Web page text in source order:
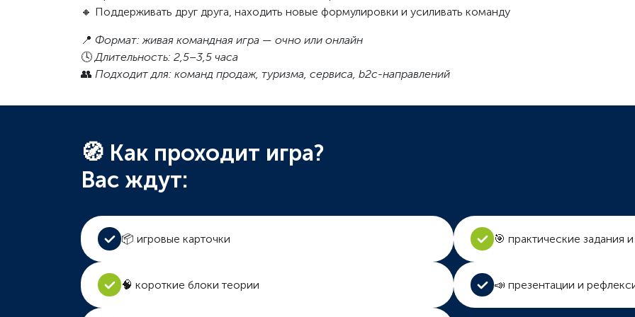
🔸 Поддерживать друг друга, находить новые формулировки и усиливать команду
📍 Формат: живая командная игра — очно или онлайн
🕓Длительность: 2,5–3,5 часа
👥 Подходит для: команд продаж, туризма, сервиса, b2c-направлений
🧭 Как проходит игра?
Вас ждут:
📦 игровые карточки 🎯 практические задания
🧠 короткие блоки теории 📣 презентации и